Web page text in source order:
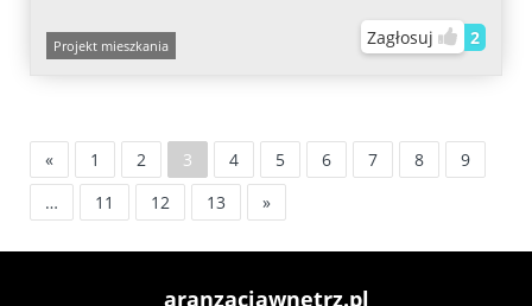
Projekt mieszkania Zagłosuj 2
« 1 2 3 4 5 6 7 8
9
…
11 12 13 »
aranzacjawnetrz.pl